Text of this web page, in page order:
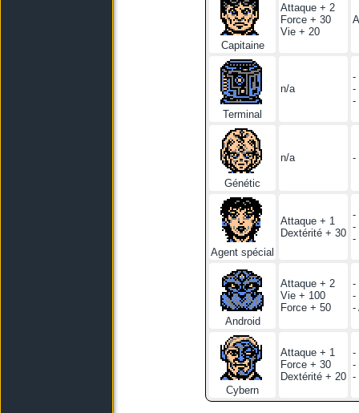
Capitaine
Attaque + 2
Force + 30
Vie + 20
Terminal
n/a
-
-
-
Génétic
n/a -
Agent spécial
Attaque + 1
Dextérité + 30
-
-
-
Android
Attaque + 2
Vie + 100
Force + 50
-
-
-
Cybern
Attaque + 1
Force + 30
Dextérité + 20
-
-
-